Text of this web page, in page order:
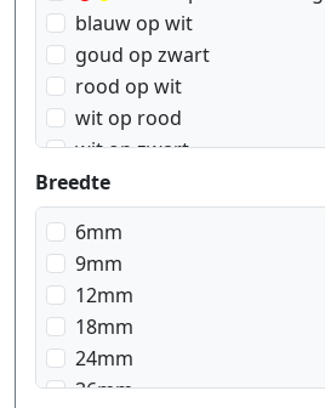
blauw op wit
goud op zwart
rood op wit
wit op rood
wit op zwart
zwart op blauw
zwart op geel
zwart op groen
zwart op rood
zwart op signal geel
zwart op signal oranje
zwart op transparant
Breedte
6mm
9mm
12mm
18mm
24mm
36mm